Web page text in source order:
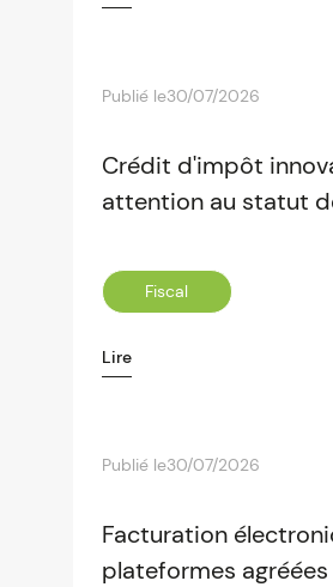
Publié le30/07/2026
Crédit d'impôt
attention au statut
Fiscal
Lire
Publié le30/07/2026
Facturation
plateformes agréées